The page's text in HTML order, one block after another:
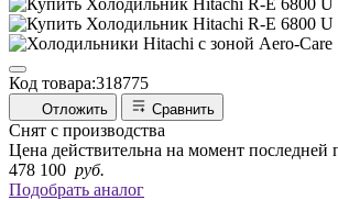
Код товара:318775
Отложить Сравнить
Снят с производства
Цена действительна на момент последней
478 100 руб.
Подобрать аналог